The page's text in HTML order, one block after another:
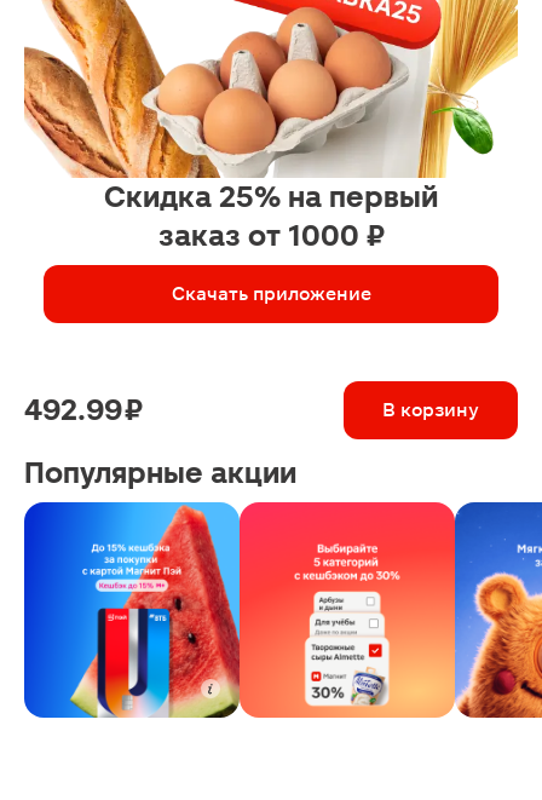
Скидка 25% на первый
заказ от 1000 ₽
Скачать приложение
492.99 ₽ В корзину
Популярные акции